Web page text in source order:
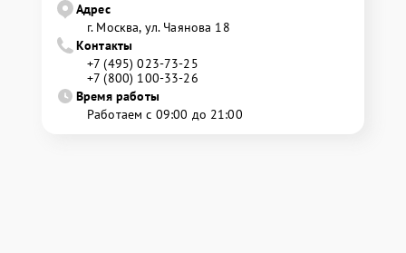
Адрес
г. Москва, ул. Чаянова 18
Контакты
+7 (495) 023-73-25
+7 (800) 100-33-26
Время работы
Работаем с 09:00 до 21:00